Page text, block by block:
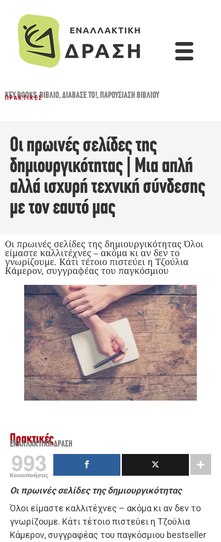
KEY BOOKS,ΒΙΒΛΊΟ,ΔΙΆΒΑΣΈ ΤΟ!,ΠΑΡΟΥΣΊΑΣΗ ΒΙΒΛΊΟΥ
ΠΡΑΚΤΙΚΈΣ
Οι πρωινές σελίδες της
δημιουργικότητας | Μια απλή
αλλά ισχυρή τεχνική σύνδεσης
με τον εαυτό μας
Οι πρωινές σελίδες της δημιουργικότητας Όλοι
είμαστε καλλιτέχνες – ακόμα κι αν δεν το
γνωρίζουμε. Κάτι τέτοιο πιστεύει η Τζούλια
Κάμερον, συγγραφέας του παγκόσμιου
Πρακτικές
ΕΝΑΛΛΑΚΤΙΚΉ ΔΡΆΣΗ
993
Κοινοποιήσεις
Οι πρωινές σελίδες της δημιουργικότητας
Όλοι είμαστε καλλιτέχνες – ακόμα κι αν δεν το
γνωρίζουμε. Κάτι τέτοιο πιστεύει η Τζούλια
Κάμερον, συγγραφέας του παγκόσμιου bestseller